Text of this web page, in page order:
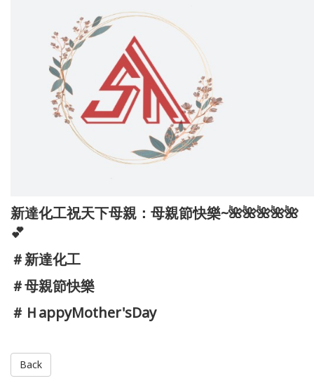
新達化工祝天下母親：母親節快樂~🌺🌺🌺🌺🌺
💕
＃新達化工
＃母親節快樂
＃ＨappyMother'sDay
Back